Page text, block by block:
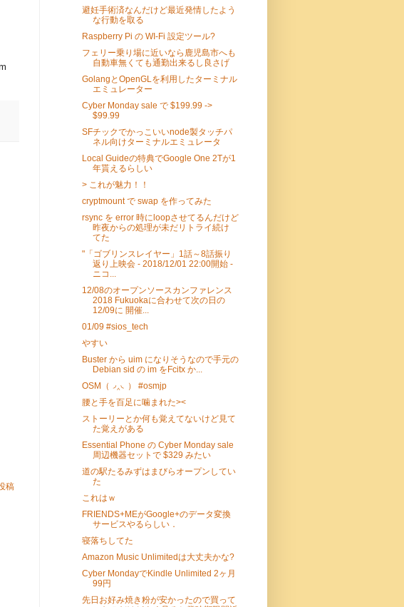
稿
避妊手術済なんだけど最近発情したよう
な行動を取る
Raspberry Pi の WI-Fi 設定ツール?
フェリー乗り場に近いなら鹿児島市へも
自動車無くても通勤出来るし良さげ
GolangとOpenGLを利用したターミナル
エミュレーター
Cyber Monday sale で $199.99 ->
$99.99
SFチックでかっこいいnode製タッチパ
ネル向けターミナルエミュレータ
Local Guideの特典でGoogle One 2Tが1
年貰えるらしい
> これが魅力！！
cryptmount で swap を作ってみた
rsync を error 時にloopさせてるんだけど
昨夜からの処理が未だリトライ続け
てた
"「ゴブリンスレイヤー」1話～8話振り
返り上映会 - 2018/12/01 22:00開始 -
ニコ...
12/08のオープンソースカンファレンス
2018 Fukuokaに合わせて次の日の
12/09に 開催...
01/09 #sios_tech
やすい
Buster から uim になりそうなので手元の
Debian sid の im をFcitx か...
OSM（◞‸◟） #osmjp
腰と手を百足に噛まれた><
ストーリーとか何も覚えてないけど見て
た覚えがある
Essential Phone の Cyber Monday sale
周辺機器セットで $329 みたい
道の駅たるみずはまびらオープンしてい
た
これはｗ
FRIENDS+MEがGoogle+のデータ変換
サービスやるらしい．
寝落ちしてた
Amazon Music Unlimitedは大丈夫かな?
Cyber MondayでKindle Unlimited 2ヶ月
99円
先日お好み焼き粉が安かったので買って